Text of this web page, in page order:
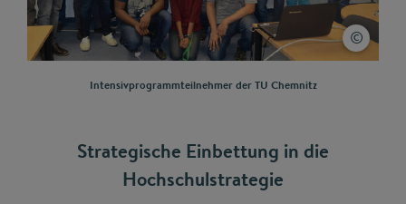
Intensivprogrammteilnehmer der TU Chemnitz
Strategische Einbettung in die
Hochschulstrategie